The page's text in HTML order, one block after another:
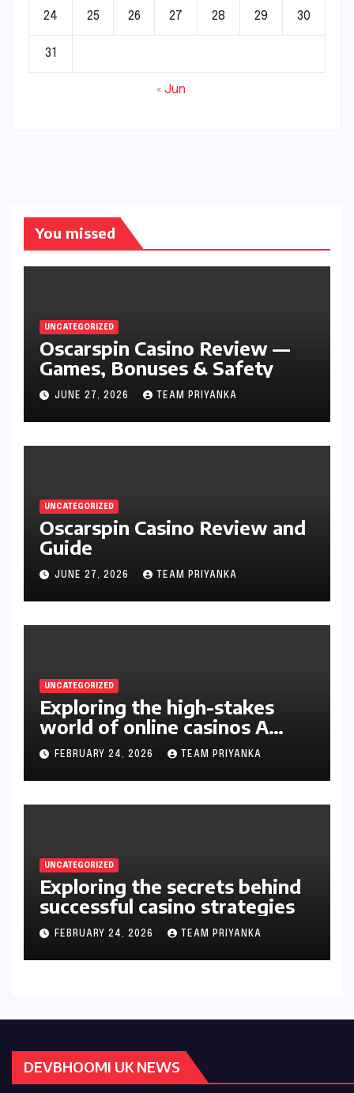
24 25 26 27 28 29 30
31
« Jun
You missed
UNCATEGORIZED
Oscarspin Casino Review —
Games, Bonuses & Safety
JUNE 27, 2026 TEAM PRIYANKA
UNCATEGORIZED
Oscarspin Casino Review and
Guide
JUNE 27, 2026 TEAM PRIYANKA
UNCATEGORIZED
Exploring the high-stakes
world of online casinos A
gambler’s guide
FEBRUARY 24, 2026 TEAM PRIYANKA
UNCATEGORIZED
Exploring the secrets behind
successful casino strategies
FEBRUARY 24, 2026 TEAM PRIYANKA
DEVBHOOMI UK NEWS